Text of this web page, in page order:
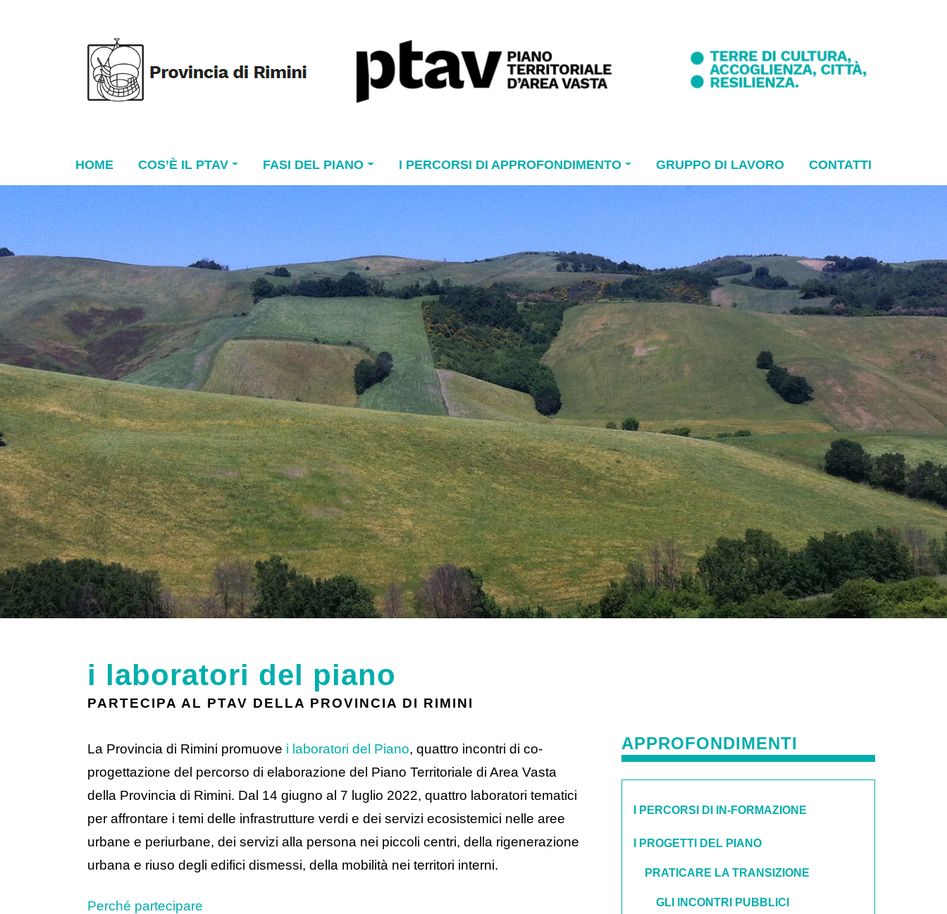
HOME COS’È IL PTAV FASI DEL PIANO I PERCORSI DI APPROFONDIMENTO GRUPPO DI LAVORO CONTATTI
i laboratori del piano
PARTECIPA AL PTAV DELLA PROVINCIA DI RIMINI
La Provincia di Rimini promuove i laboratori del Piano, quattro incontri di co-
progettazione del percorso di elaborazione del Piano Territoriale di Area Vasta
della Provincia di Rimini. Dal 14 giugno al 7 luglio 2022, quattro laboratori tematici
per affrontare i temi delle infrastrutture verdi e dei servizi ecosistemici nelle aree
urbane e periurbane, dei servizi alla persona nei piccoli centri, della rigenerazione
urbana e riuso degli edifici dismessi, della mobilità nei territori interni.
Perché partecipare
APPROFONDIMENTI
I PERCORSI DI IN-FORMAZIONE
I PROGETTI DEL PIANO
PRATICARE LA TRANSIZIONE
GLI INCONTRI PUBBLICI